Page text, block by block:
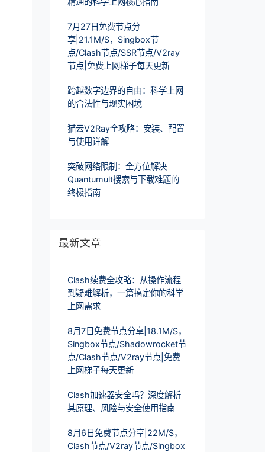
7月27日免费节点分
享|21.1M/S，Singbox节
点/Clash节点/SSR节点/V2ray
节点|免费上网梯子每天更新
跨越数字边界的自由：科学上网
的合法性与现实困境
猫云V2Ray全攻略：安装、配置
与使用详解
突破网络限制：全方位解决
Quantumult搜索与下载难题的
终极指南
最新文章
Clash续费全攻略：从操作流程
到疑难解析，一篇搞定你的科学
上网需求
8月7日免费节点分享|18.1M/S，
Singbox节点/Shadowrocket节
点/Clash节点/V2ray节点|免费
上网梯子每天更新
Clash加速器安全吗？深度解析
其原理、风险与安全使用指南
8月6日免费节点分享|22M/S，
Clash节点/V2ray节点/Singbox